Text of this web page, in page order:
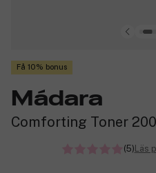
Få 10% bonus
Mádara
Comforting Toner
(5)Läs